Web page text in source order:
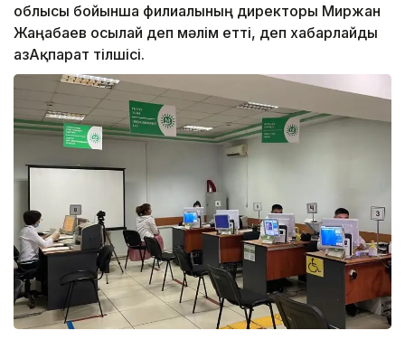
облысы бойынша филиалының директоры Миржан
Жаңабаев осылай деп мәлім етті, деп хабарлайды
ҚазАқпарат тілшісі.